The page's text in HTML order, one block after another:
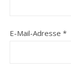
E-Mail-Adresse *